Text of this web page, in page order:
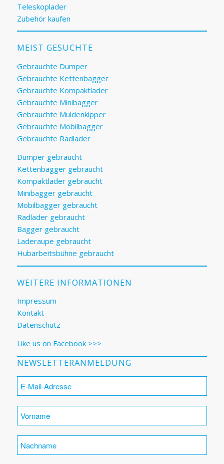
Teleskoplader
Zubehör kaufen
MEIST GESUCHTE
Gebrauchte Dumper
Gebrauchte Kettenbagger
Gebrauchte Kompaktlader
Gebrauchte Minibagger
Gebrauchte Muldenkipper
Gebrauchte Mobilbagger
Gebrauchte Radlader
Dumper gebraucht
Kettenbagger gebraucht
Kompaktlader gebraucht
Minibagger gebraucht
Mobilbagger gebraucht
Radlader gebraucht
Bagger gebraucht
Laderaupe gebraucht
Hubarbeitsbühne gebraucht
WEITERE INFORMATIONEN
Impressum
Kontakt
Datenschutz
Like us on Facebook >>>
NEWSLETTERANMELDUNG